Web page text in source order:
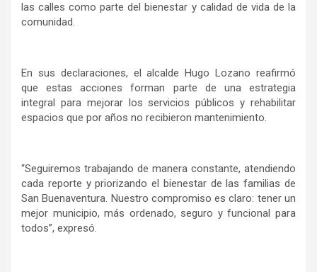
las calles como parte del bienestar y calidad de vida de la
comunidad.
En sus declaraciones, el alcalde Hugo Lozano reafirmó
que estas acciones forman parte de una estrategia
integral para mejorar los servicios públicos y rehabilitar
espacios que por años no recibieron mantenimiento.
“Seguiremos trabajando de manera constante, atendiendo
cada reporte y priorizando el bienestar de las familias de
San Buenaventura. Nuestro compromiso es claro: tener un
mejor municipio, más ordenado, seguro y funcional para
todos”, expresó.